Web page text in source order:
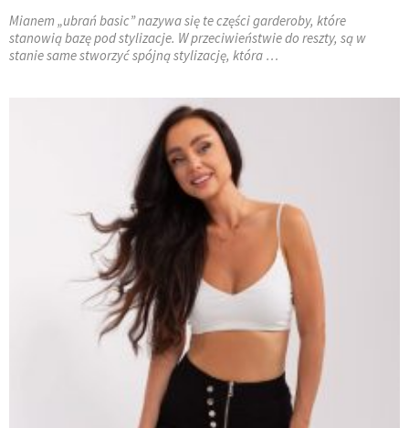
Mianem „ubrań basic” nazywa się te części garderoby, które
stanowią bazę pod stylizacje. W przeciwieństwie do reszty, są w
stanie same stworzyć spójną stylizację, która …